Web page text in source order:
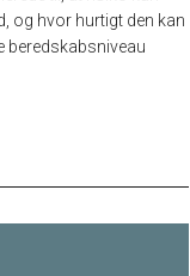
og hvor hurtigt den kan
beredskabsniveau